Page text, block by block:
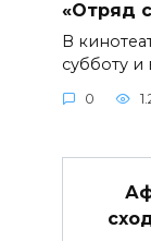
«Отряд
В
субботу и
0